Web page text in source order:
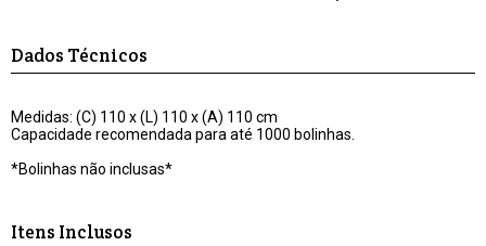
Dados Técnicos
Medidas: (C) 110 x (L) 110 x (A) 110 cm
Capacidade recomendada para até 1000 bolinhas.
*Bolinhas não inclusas*
Itens Inclusos